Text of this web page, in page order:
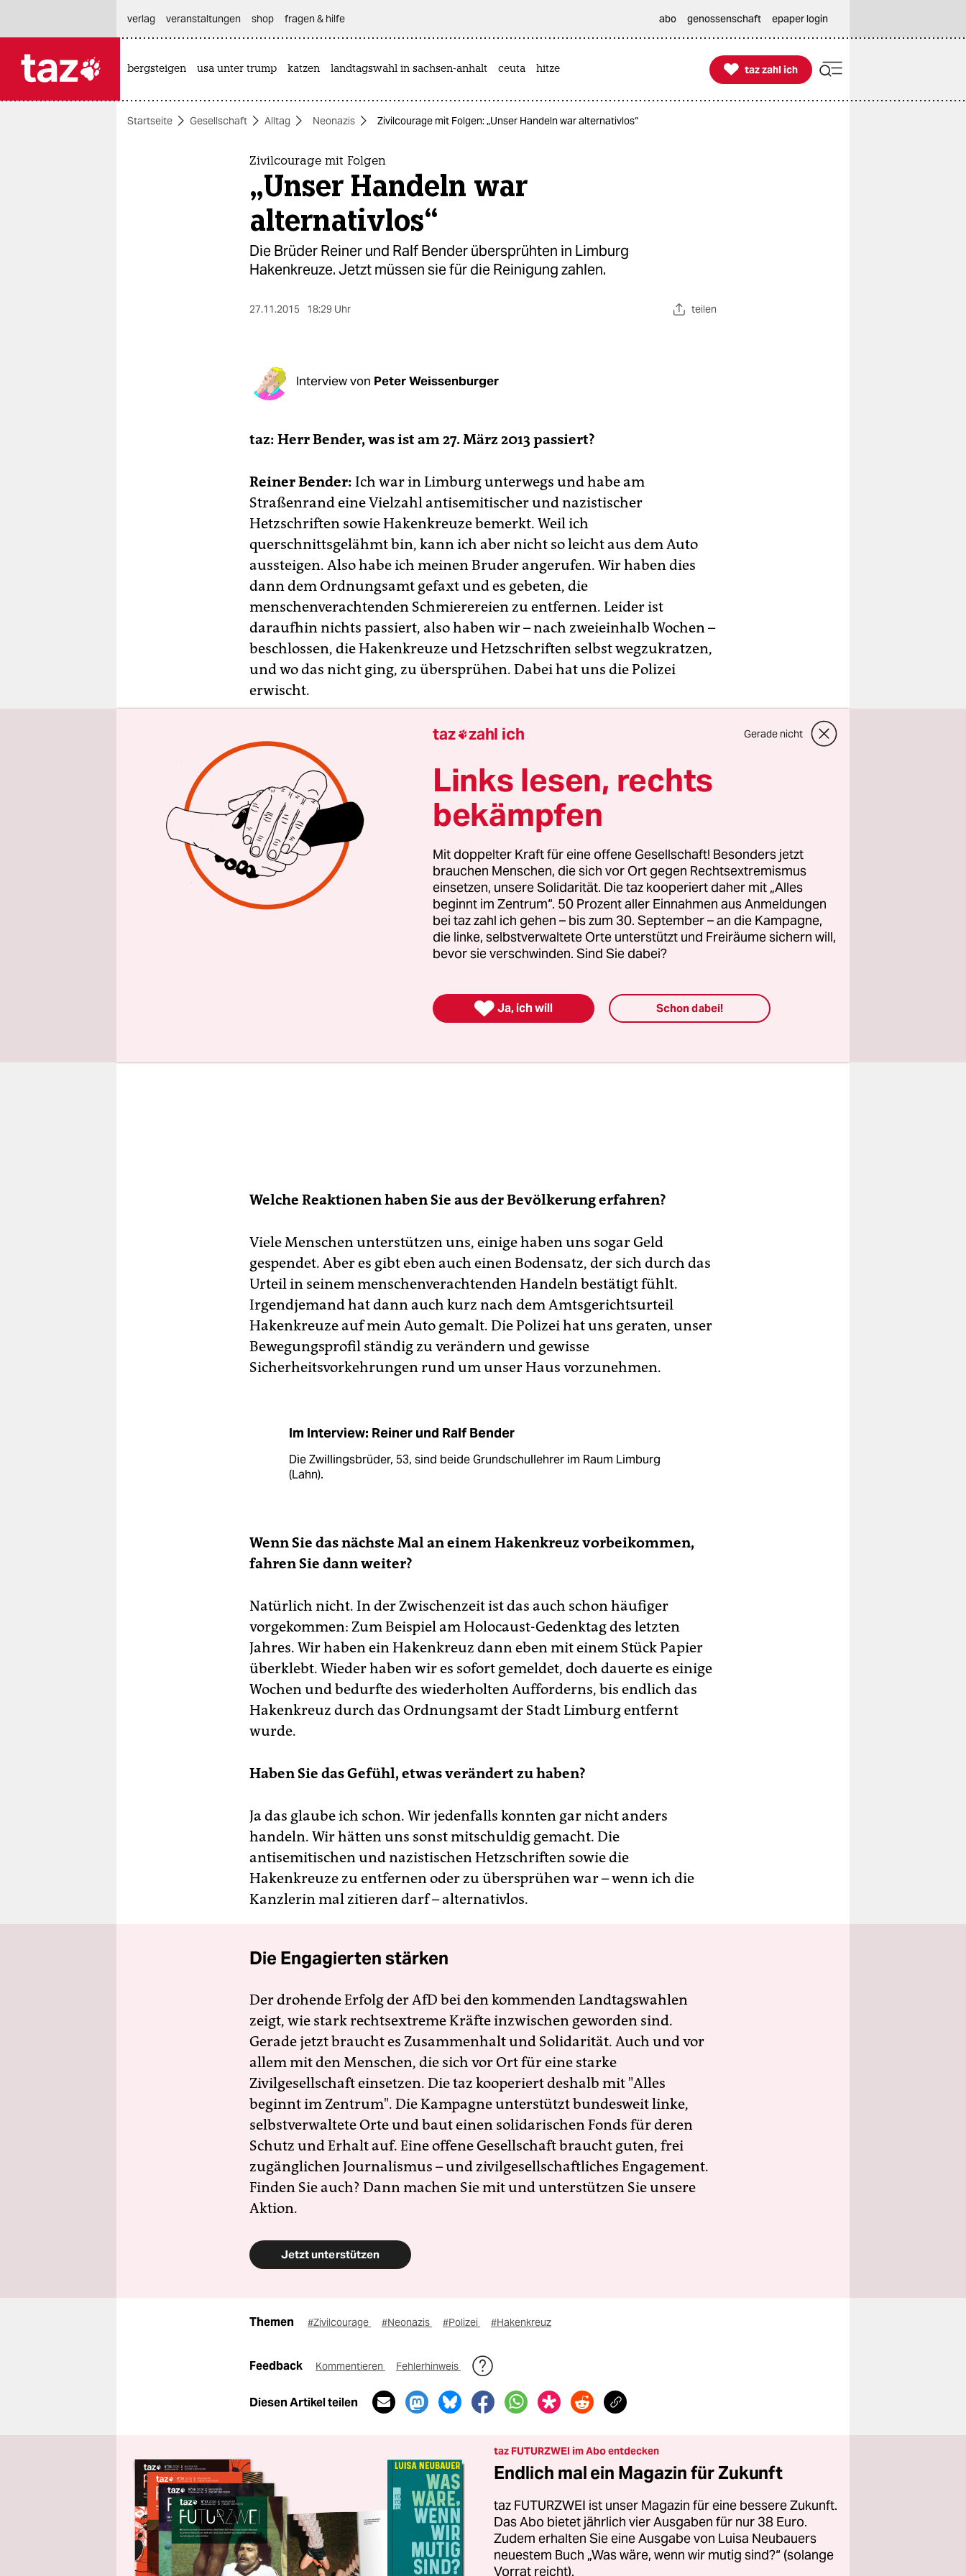
themen
verlag
veranstaltungen shop fragen & hilfe abo genossenschaft epaper login
bergsteigen usa unter trump katzen landtagswahl in sachsen-anhalt ceuta hitze 
taz zahl ich
taz zahl ich
Startseite Gesellschaft Alltag Neonazis Zivilcourage mit Folgen: „Unser Handeln war alternativlos“
Zivilcourage mit Folgen
„Unser Handeln war
alternativlos“
Die Brüder Reiner und Ralf Bender übersprühten in Limburg
Hakenkreuze. Jetzt müssen sie für die Reinigung zahlen.
27.11.2015 18:29 Uhr teilen
Interview von Peter Weissenburger
taz: Herr Bender, was ist am 27. März 2013 passiert?
Reiner Bender: Ich war in Limburg unterwegs und habe am
Straßenrand eine Vielzahl antisemitischer und nazistischer
Hetzschriften sowie Hakenkreuze bemerkt. Weil ich
querschnittsgelähmt bin, kann ich aber nicht so leicht aus dem Auto
aussteigen. Also habe ich meinen Bruder angerufen. Wir haben dies
dann dem Ordnungsamt gefaxt und es gebeten, die
menschenverachtenden Schmierereien zu entfernen. Leider ist
daraufhin nichts passiert, also haben wir – nach zweieinhalb Wochen –
beschlossen, die Hakenkreuze und Hetzschriften selbst wegzukratzen,
und wo das nicht ging, zu übersprühen. Dabei hat uns die Polizei
erwischt.
1.000 Euro Strafe
Landgericht hat das Urteil jetzt bestätigt. Sie sind Grundschullehrer.
Wie erklären sie das Urteil Ihren SchülerInnen?
Das ist überhaupt nicht zu erklären. Es ist ein einziger Irrsinn. Die
Stadt Limburg hat auf unseren Hinweis nicht reagiert und jetzt macht
sie uns, die wir in Ersatzvornahme einer untätig gebliebenen
Ordnungsbehörde die Nazischmierereien entfernt haben, zu
Schuldigen, um eigenes Versagen nicht eingestehen zu müssen.
Welche Reaktionen haben Sie aus der Bevölkerung erfahren?
Viele Menschen unterstützen uns, einige haben uns sogar Geld
gespendet. Aber es gibt eben auch einen Bodensatz, der sich durch das
Urteil in seinem menschenverachtenden Handeln bestätigt fühlt.
Irgendjemand hat dann auch kurz nach dem Amtsgerichtsurteil
Hakenkreuze auf mein Auto gemalt. Die Polizei hat uns geraten, unser
Bewegungsprofil ständig zu verändern und gewisse
Sicherheitsvorkehrungen rund um unser Haus vorzunehmen.
Im Interview: Reiner und Ralf Bender
Die Zwillingsbrüder, 53, sind beide Grundschullehrer im Raum Limburg
(Lahn).
Wenn Sie das nächste Mal an einem Hakenkreuz vorbeikommen,
fahren Sie dann weiter?
Natürlich nicht. In der Zwischenzeit ist das auch schon häufiger
vorgekommen: Zum Beispiel am Holocaust-Gedenktag des letzten
Jahres. Wir haben ein Hakenkreuz dann eben mit einem Stück Papier
überklebt. Wieder haben wir es sofort gemeldet, doch dauerte es einige
Wochen und bedurfte des wiederholten Aufforderns, bis endlich das
Hakenkreuz durch das Ordnungsamt der Stadt Limburg entfernt
wurde.
Haben Sie das Gefühl, etwas verändert zu haben?
Ja das glaube ich schon. Wir jedenfalls konnten gar nicht anders
handeln. Wir hätten uns sonst mitschuldig gemacht. Die
antisemitischen und nazistischen Hetzschriften sowie die
Hakenkreuze zu entfernen oder zu übersprühen war – wenn ich die
Kanzlerin mal zitieren darf – alternativlos.
Die Engagierten stärken
Der drohende Erfolg der AfD bei den kommenden Landtagswahlen
zeigt, wie stark rechtsextreme Kräfte inzwischen geworden sind.
Gerade jetzt braucht es Zusammenhalt und Solidarität. Auch und vor
allem mit den Menschen, die sich vor Ort für eine starke
Zivilgesellschaft einsetzen. Die taz kooperiert deshalb mit "Alles
beginnt im Zentrum". Die Kampagne unterstützt bundesweit linke,
selbstverwaltete Orte und baut einen solidarischen Fonds für deren
Schutz und Erhalt auf. Eine offene Gesellschaft braucht guten, frei
zugänglichen Journalismus – und zivilgesellschaftliches Engagement.
Finden Sie auch? Dann machen Sie mit und unterstützen Sie unsere
Aktion.
Jetzt unterstützen
Themen #Zivilcourage #Neonazis #Polizei #Hakenkreuz
Feedback Kommentieren Fehlerhinweis
Diesen Artikel teilen
taz FUTURZWEI im Abo entdecken
Endlich mal ein Magazin für Zukunft
taz FUTURZWEI ist unser Magazin für eine bessere Zukunft.
Das Abo bietet jährlich vier Ausgaben für nur 38 Euro.
Zudem erhalten Sie eine Ausgabe von Luisa Neubauers
neuestem Buch „Was wäre, wenn wir mutig sind?“ (solange
Vorrat reicht).
taz zahl ich Gerade nicht
Links lesen, rechts
bekämpfen
Mit doppelter Kraft für eine offene Gesellschaft! Besonders jetzt
brauchen Menschen, die sich vor Ort gegen Rechtsextremismus
einsetzen, unsere Solidarität. Die taz kooperiert daher mit „Alles
beginnt im Zentrum“. 50 Prozent aller Einnahmen aus Anmeldungen
bei taz zahl ich gehen – bis zum 30. September – an die Kampagne,
die linke, selbstverwaltete Orte unterstützt und Freiräume sichern will,
bevor sie verschwinden. Sind Sie dabei?
 Ja, ich will Schon dabei!